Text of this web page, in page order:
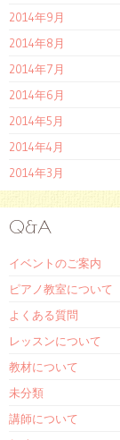
2014年9月
2014年8月
2014年7月
2014年6月
2014年5月
2014年4月
2014年3月
Q&A
イベントのご案内
ピアノ教室について
よくある質問
レッスンについて
教材について
未分類
講師について